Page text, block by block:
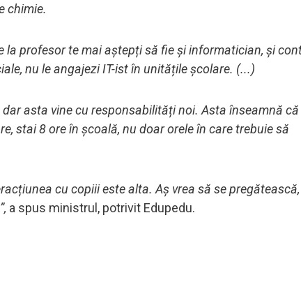
chimie.
profesor te mai aștepți să fie și informatician, și
nu le angajezi IT-ist în unitățile școlare. (...)
asta vine cu responsabilități noi. Asta înseamnă că
stai 8 ore în școală, nu doar orele în care trebuie să
cu copiii este alta. Aș vrea să se pregătească,
a spus ministrul, potrivit Edupedu.